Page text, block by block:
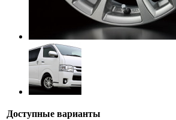
Доступные варианты